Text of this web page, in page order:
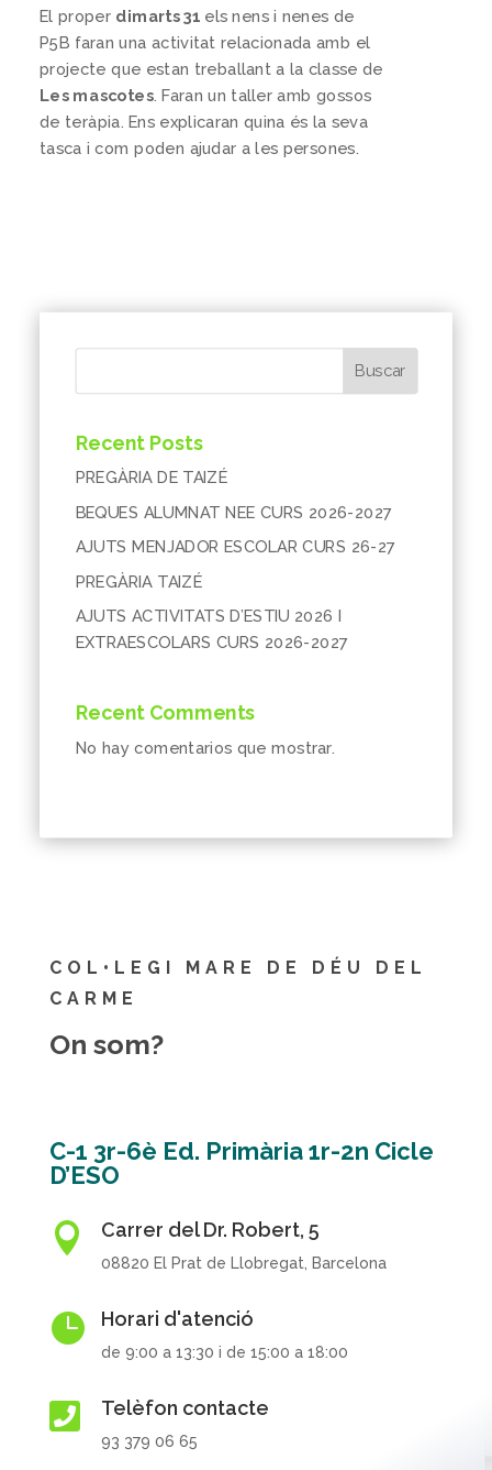
El proper dimarts 31 els nens i nenes de
P5B faran una activitat relacionada amb el
projecte que estan treballant a la classe de
Les mascotes. Faran un taller amb gossos
de teràpia. Ens explicaran quina és la seva
tasca i com poden ajudar a les persones.
Buscar
Recent Posts
PREGÀRIA DE TAIZÉ
BEQUES ALUMNAT NEE CURS 2026-2027
AJUTS MENJADOR ESCOLAR CURS 26-27
PREGÀRIA TAIZÉ
AJUTS ACTIVITATS D’ESTIU 2026 I
EXTRAESCOLARS CURS 2026-2027
Recent Comments
No hay comentarios que mostrar.
COL•LEGI MARE DE DÉU DEL
CARME
On som?
C-1 3r-6è Ed. Primària 1r-2n Cicle
D’ESO
 Carrer del Dr. Robert, 5
08820 El Prat de Llobregat, Barcelona
 Horari d'atenció
de 9:00 a 13:30 i de 15:00 a 18:00
 Telèfon contacte
93 379 06 65